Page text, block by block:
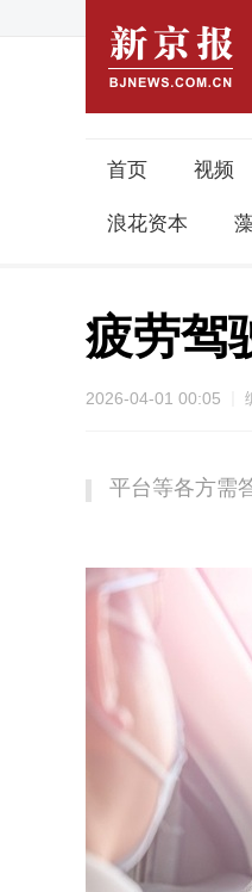
首页 视频
浪花资本
疲劳驾
2026-04-01 00:05
平台等各方需